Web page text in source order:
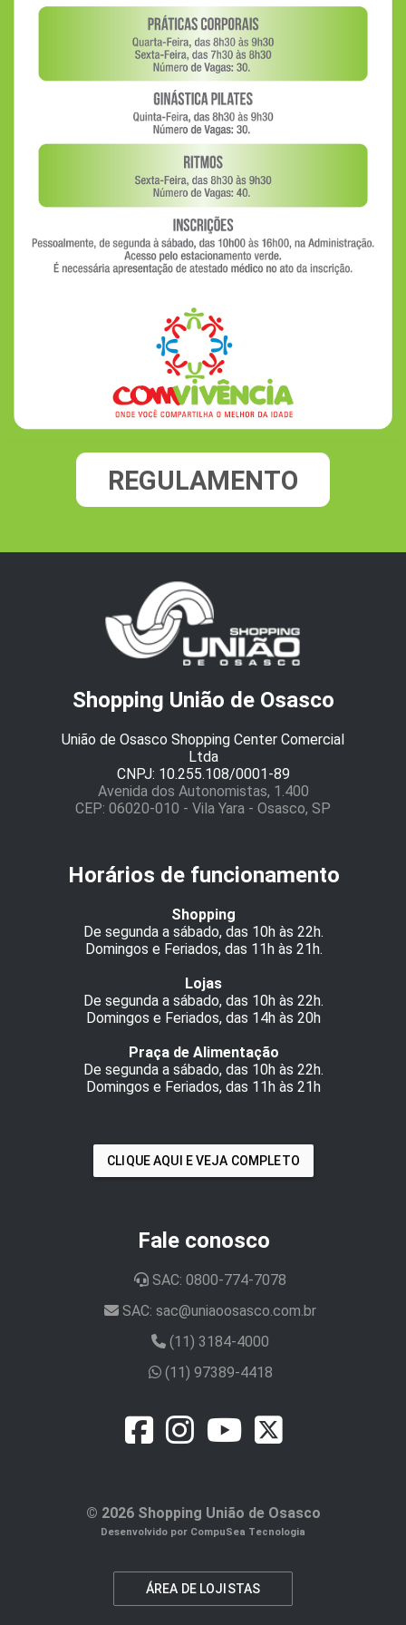
REGULAMENTO
Shopping União de Osasco
União de Osasco Shopping Center Comercial
Ltda
CNPJ: 10.255.108/0001-89
Avenida dos Autonomistas, 1.400
CEP: 06020-010 - Vila Yara - Osasco, SP
Horários de funcionamento
Shopping
De segunda a sábado, das 10h às 22h.
Domingos e Feriados, das 11h às 21h.
Lojas
De segunda a sábado, das 10h às 22h.
Domingos e Feriados, das 14h às 20h
Praça de Alimentação
De segunda a sábado, das 10h às 22h.
Domingos e Feriados, das 11h às 21h
CLIQUE AQUI E VEJA COMPLETO
Fale conosco
SAC: 0800-774-7078
SAC: sac@uniaoosasco.com.br
(11) 3184-4000
(11) 97389-4418
© 2026 Shopping União de Osasco
Desenvolvido por CompuSea Tecnologia
ÁREA DE LOJISTAS